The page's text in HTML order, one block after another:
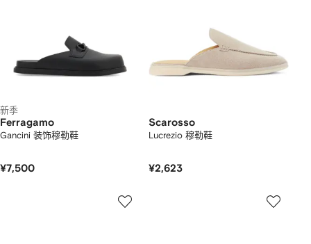
新季
Ferragamo
Gancini 装饰穆勒鞋
¥7,500
Scarosso
Lucrezio 穆勒鞋
¥2,623